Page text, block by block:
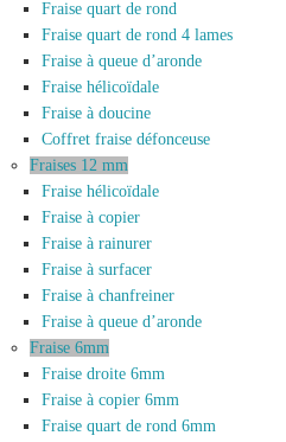
Fraise quart de rond
Fraise quart de rond 4 lames
Fraise à queue d’aronde
Fraise hélicoïdale
Fraise à doucine
Coffret fraise défonceuse
Fraises 12 mm
Fraise hélicoïdale
Fraise à copier
Fraise à rainurer
Fraise à surfacer
Fraise à chanfreiner
Fraise à queue d’aronde
Fraise 6mm
Fraise droite 6mm
Fraise à copier 6mm
Fraise quart de rond 6mm